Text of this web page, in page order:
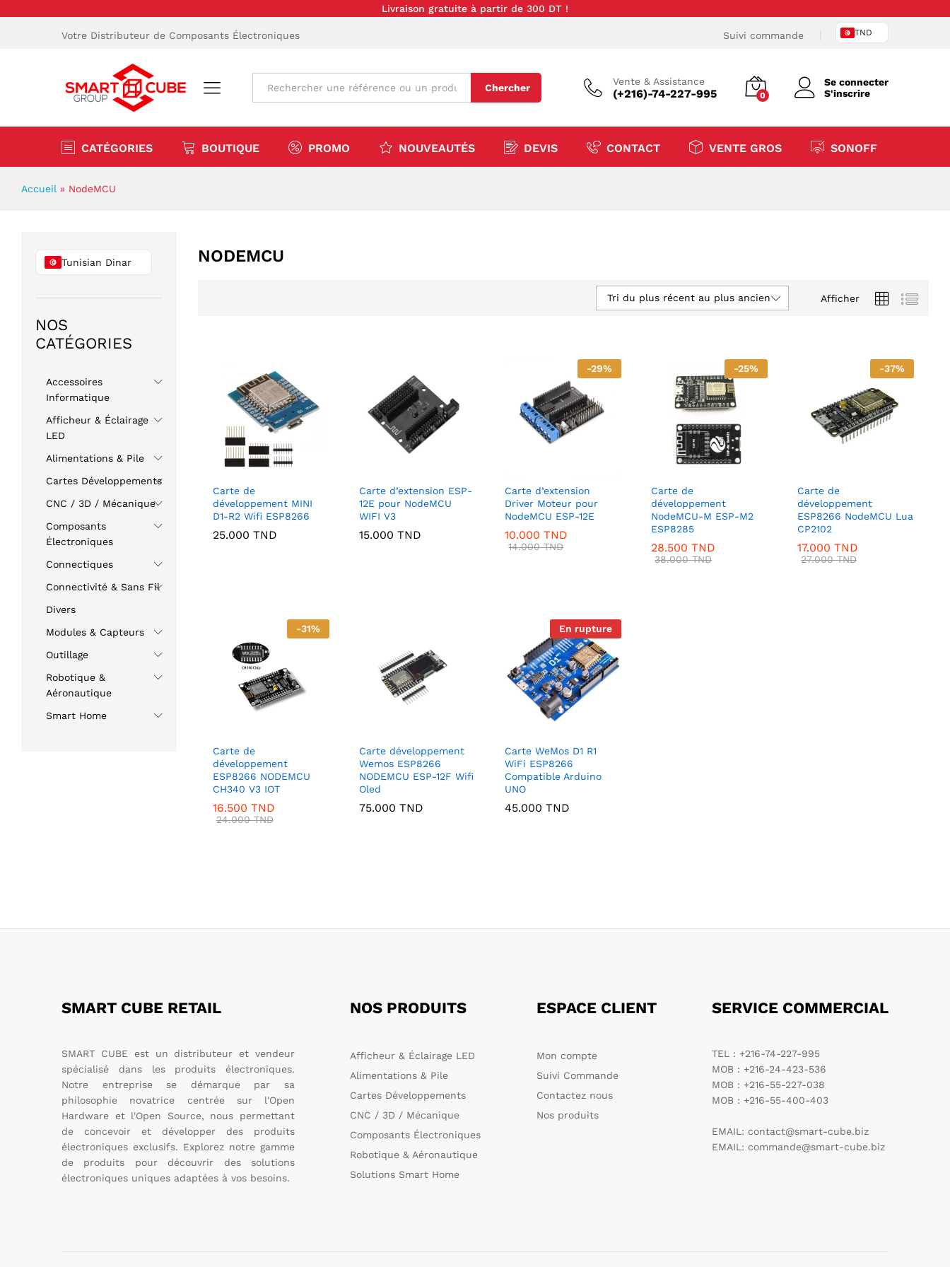
Livraison gratuite à partir de 300 DT !
Votre Distributeur de Composants Électroniques Suivi commande TND
Tout Chercher
Vente & Assistance
(+216)-74-227-995 0
Se connecter
S'inscrire
CATÉGORIES BOUTIQUE PROMO NOUVEAUTÉS DEVIS CONTACT VENTE GROS SONOFF
Accueil » NodeMCU
NODEMCU
Afficher
Tri du plus récent au plus ancien
Carte de
développement MINI
D1-R2 Wifi ESP8266
25.000 TND
Carte d’extension ESP-
12E pour NodeMCU
WIFI V3
15.000 TND
-29%
Carte d’extension
Driver Moteur pour
NodeMCU ESP-12E
10.000TND
14.000TND
-25%
Carte de
développement
NodeMCU-M ESP-M2
ESP8285
28.500TND
38.000TND
-37%
Carte de
développement
ESP8266 NodeMCU Lua
CP2102
17.000TND
27.000TND
-31%
Carte de
développement
ESP8266 NODEMCU
CH340 V3 IOT
16.500 TND
24.000TND
Carte développement
Wemos ESP8266
NODEMCU ESP-12F Wifi
Oled
75.000 TND
En rupture
Carte WeMos D1 R1
WiFi ESP8266
Compatible Arduino
UNO
45.000TND
Tunisian Dinar
NOS
CATÉGORIES
Accessoires
Informatique
Afficheur & Éclairage
LED
Alimentations & Pile
Cartes Développements
CNC / 3D / Mécanique
Composants
Électroniques
Connectiques
Connectivité & Sans Fil
Divers
Modules & Capteurs
Outillage
Robotique &
Aéronautique
Smart Home
SMART CUBE RETAIL
SMART CUBE est un distributeur et vendeur
spécialisé dans les produits électroniques.
Notre entreprise se démarque par sa
philosophie novatrice centrée sur l'Open
Hardware et l'Open Source, nous permettant
de concevoir et développer des produits
électroniques exclusifs. Explorez notre gamme
de produits pour découvrir des solutions
électroniques uniques adaptées à vos besoins.
NOS PRODUITS
Afficheur & Éclairage LED
Alimentations & Pile
Cartes Développements
CNC / 3D / Mécanique
Composants Électroniques
Robotique & Aéronautique
Solutions Smart Home
ESPACE CLIENT
Mon compte
Suivi Commande
Contactez nous
Nos produits
SERVICE COMMERCIAL
TEL : +216-74-227-995
MOB : +216-24-423-536
MOB : +216-55-227-038
MOB : +216-55-400-403
EMAIL: contact@smart-cube.biz
EMAIL: commande@smart-cube.biz